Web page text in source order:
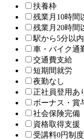
扶養枠
残業月10時間
残業月20時間
駅から5分以内
車・バイク通
交通費支給
短期間就労
夜勤なし
正社員登用あ
ボーナス・賞
社会保険完備
資格取得支援
受講料0円制